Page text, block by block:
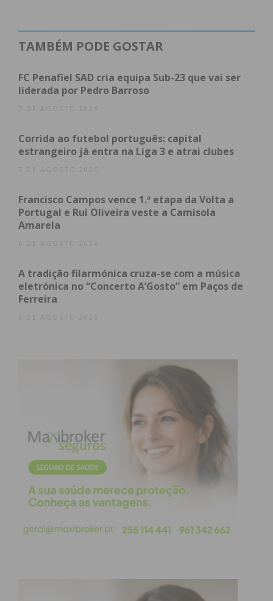
O pacense, foi um dos 25 jovens, oriundos da
participaram no programa que decorreu nas
cidades de Madrid, A Coruña e Bruxelas, durante o
qual debateram o papel de Portugal e Espanha na
políticas externas, bem como no contexto da
política externa da União Europeia.
VI de Espanha, visitas a diversos órgãos consultivos
e governamentais, como o Conselho de Estado e o
Comissão Europeia, o Serviço Europeu de Ação
Externa e o Parlamento Europeu. Destacou-se
ainda a visita e conferência na sede da Organização
do Tratado do Atlântico Norte (NATO).
que é “um orgulho imenso poder representar
Portugal e Paços de Ferreira” e, apesar de não ser a
primeira vez que representou o seu país, afirma
que foi “a primeira vez”, que sentiu
“verdadeiramente” o peso desta representação,
num “grupo de jovens líderes de todo o espaço
regional Ibero-americano, de jovens de excelência”.
“Participei em discussões de alto nível, com
governantes, com instituições, com elementos de
muito importantes na construção de uma
Para Miguel Pacheco, que no futuro ambiciona ser
TAMBÉM PODE GOSTAR
FC Penafiel SAD cria equipa Sub-23 que vai ser
liderada por Pedro Barroso
7 DE AGOSTO 2026
Corrida ao futebol português: capital
estrangeiro já entra na Liga 3 e atrai clubes
7 DE AGOSTO 2026
Francisco Campos vence 1.ª etapa da Volta a
Portugal e Rui Oliveira veste a Camisola
Amarela
6 DE AGOSTO 2026
A tradição filarmónica cruza-se com a música
eletrónica no “Concerto A’Gosto” em Paços de
Ferreira
6 DE AGOSTO 2026